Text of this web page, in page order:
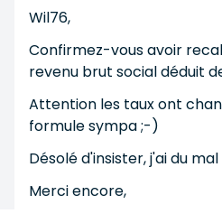
Wil76,
Confirmez-vous avoir
revenu brut social déduit
Attention les taux ont
formule sympa ;-)
Désolé d'insister, j'ai du
Merci encore,